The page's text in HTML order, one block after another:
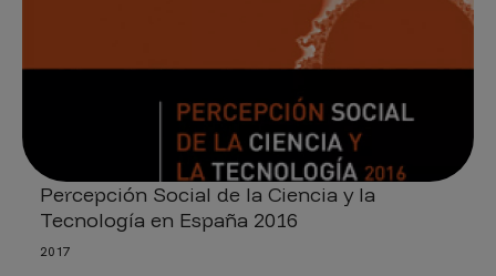
Percepción Social de la Ciencia y la
Tecnología en España 2016
2017